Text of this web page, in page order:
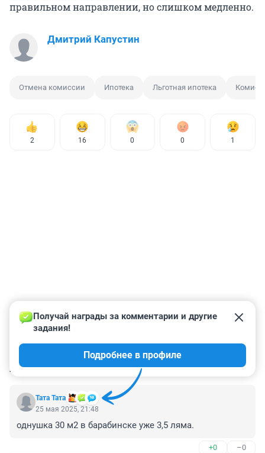
правильном направлении, но слишком медленно.
Дмитрий Капустин
Отмена комиссии Ипотека Льготная ипотека
2 16 0 0 1
КОММЕНТАРИИ 30
Тата Тата
Получай награды за комментарии и другие
задания!
Подробнее в профиле
25 мая 2025, 21:48
однушка 30 м2 в барабинске уже 3,5 ляма.
+0 –0